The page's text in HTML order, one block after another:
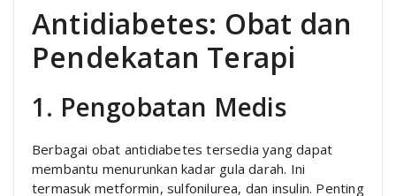
Antidiabetes: Obat dan
Pendekatan Terapi
1. Pengobatan Medis
Berbagai obat antidiabetes tersedia yang dapat
membantu menurunkan kadar gula darah. Ini
termasuk metformin, sulfonilurea, dan insulin. Penting